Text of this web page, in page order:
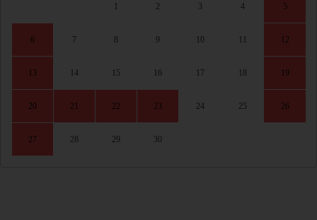
1 2 3 4 5
6 7 8 9 10 11 12
13 14 15 16 17 18 19
20 21 22 23 24 25 26
27 28 29 30